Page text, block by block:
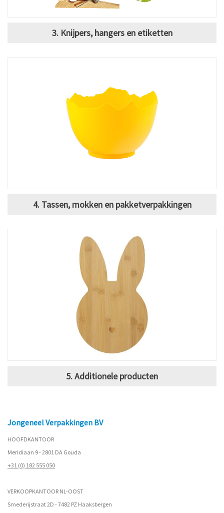
3. Knijpers, hangers en etiketten
4. Tassen, mokken en pakketverpakkingen
5. Additionele producten
Jongeneel Verpakkingen BV
HOOFDKANTOOR
Meridiaan 9 - 2801 DA Gouda
+31 (0) 182 555 050
VERKOOPKANTOOR NL-OOST
Smederijstraat 2D - 7482 PZ Haaksbergen